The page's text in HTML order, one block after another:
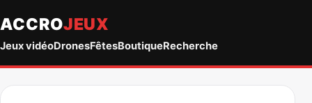
ACCROJEUX
Jeux vidéoDronesFêtesBoutiqueRecherche